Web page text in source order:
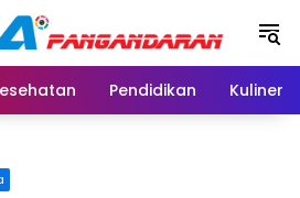
Pendidikan Kuliner